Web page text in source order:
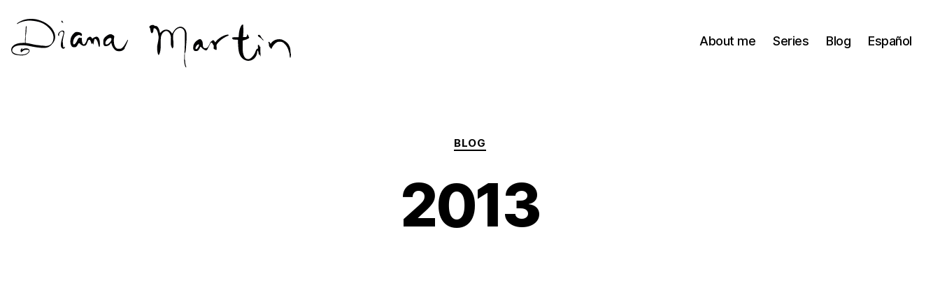
About me Series Blog Español
Categories
BLOG
2013